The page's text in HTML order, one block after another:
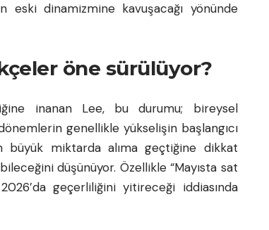
eski dinamizmine kavuşacağı yönünde
öne sürülüyor?
inanan Lee, bu durumu; bireysel
genellikle yükselişin başlangıcı
büyük miktarda alıma geçtiğine dikkat
düşünüyor. Özellikle “Mayısta sat
geçerliliğini yitireceği iddiasında